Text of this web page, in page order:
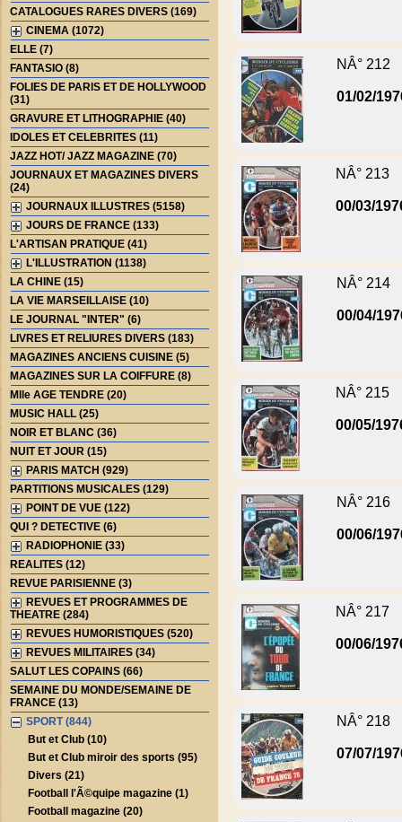
CATALOGUES RARES DIVERS (169)
CINEMA (1072)
ELLE (7)
FANTASIO (8)
FOLIES DE PARIS ET DE HOLLYWOOD
(31)
GRAVURE ET LITHOGRAPHIE (40)
IDOLES ET CELEBRITES (11)
JAZZ HOT/ JAZZ MAGAZINE (70)
JOURNAUX ET MAGAZINES DIVERS
(24)
JOURNAUX ILLUSTRES (5158)
JOURS DE FRANCE (133)
L'ARTISAN PRATIQUE (41)
L'ILLUSTRATION (1138)
LA CHINE (15)
LA VIE MARSEILLAISE (10)
LE JOURNAL "INTER" (6)
LIVRES ET RELIURES DIVERS (183)
MAGAZINES ANCIENS CUISINE (5)
MAGAZINES SUR LA COIFFURE (8)
Mlle AGE TENDRE (20)
MUSIC HALL (25)
NOIR ET BLANC (36)
NUIT ET JOUR (15)
PARIS MATCH (929)
PARTITIONS MUSICALES (129)
POINT DE VUE (122)
QUI ? DETECTIVE (6)
RADIOPHONIE (33)
REALITES (12)
REVUE PARISIENNE (3)
REVUES ET PROGRAMMES DE
THEATRE (284)
REVUES HUMORISTIQUES (520)
REVUES MILITAIRES (34)
SALUT LES COPAINS (66)
SEMAINE DU MONDE/SEMAINE DE
FRANCE (13)
SPORT (844)
But et Club (10)
But et Club miroir des sports (95)
Divers (21)
Football l'Ã©quipe magazine (1)
Football magazine (20)
NÂ° 212
01/02/
NÂ° 213
00/03/
NÂ° 214
00/04/
NÂ° 215
00/05/
NÂ° 216
00/06/
NÂ° 217
00/06/
NÂ° 218
07/07/